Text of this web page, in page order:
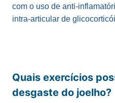
com o uso de anti-
intra-articular de
Quais exercícios
desgaste do joelho?